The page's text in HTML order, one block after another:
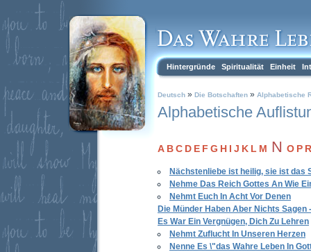
Hintergründe Spiritualität Einheit
Deutsch » Die Botschaften » Alphabetische
Alphabetische
A BC D E F G H I J K L M N O P R
Nächstenliebe ist heilig, sie ist das
Nehme Das Reich Gottes An Wie
Nehmt Euch In Acht Vor Denen
Die Münder Haben Aber Nichts Sagen -
Es War Ein Vergnügen, Dich Zu Lehren
Nehmt Zuflucht In Unseren Herzen
Nenne Es \"das Wahre Leben In